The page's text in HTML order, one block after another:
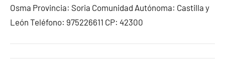
Osma Provincia: Soria Comunidad Autónoma: Castilla y
León Teléfono: 975226611 CP: 42300